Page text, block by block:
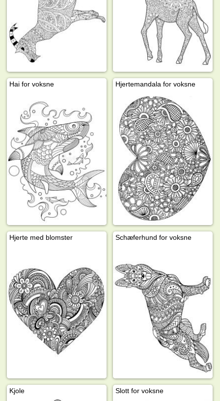
Hai for voksne Hjertemandala for voksne
Hjerte med blomster Schæferhund for voksne
Kjole Slott for voksne